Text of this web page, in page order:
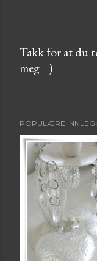
L
i
n
Takk for at du
meg =)
POPULÆRE